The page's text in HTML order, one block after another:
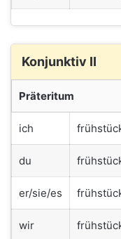
Konjunktiv II
Präteritum
ich
du
er/sie/es
wir